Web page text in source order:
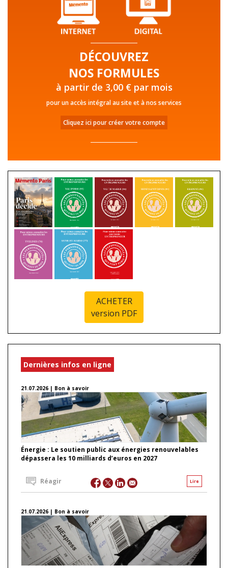
DÉCOUVREZ
NOS FORMULES
à partir de 3,00 € par mois
pour un accès intégral au site et à nos services
Cliquez ici pour créer votre compte
ACHETER
version PDF
Dernières infos en ligne
21.07.2026 | Bon à savoir
Énergie : Le soutien public aux énergies renouvelables
dépassera les 10 milliards d’euros en 2027
Lire
Réagir
21.07.2026 | Bon à savoir